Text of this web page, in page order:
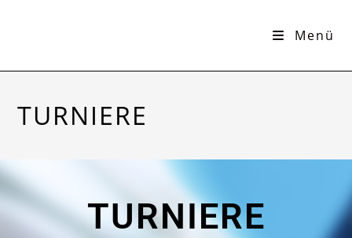
Menü
TURNIERE
TURNIERE